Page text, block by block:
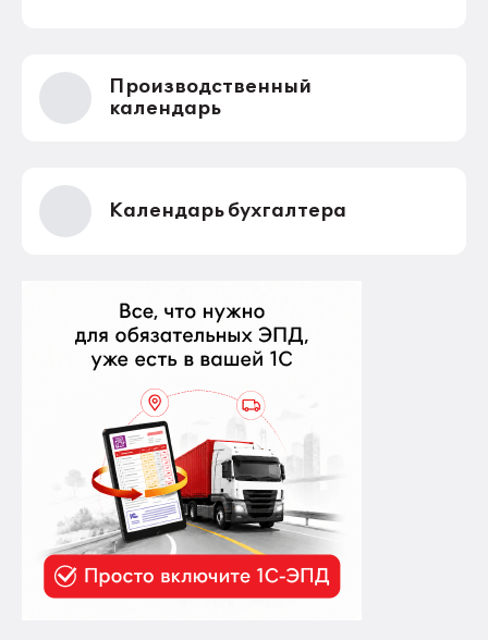
только для многодетных семей. Теперь при
незначительном превышении доходов таких семей
показателей прожиточного минимума пособие они
все равно получают. Но других семей это не
Производственный
календарь
Календарь бухгалтера